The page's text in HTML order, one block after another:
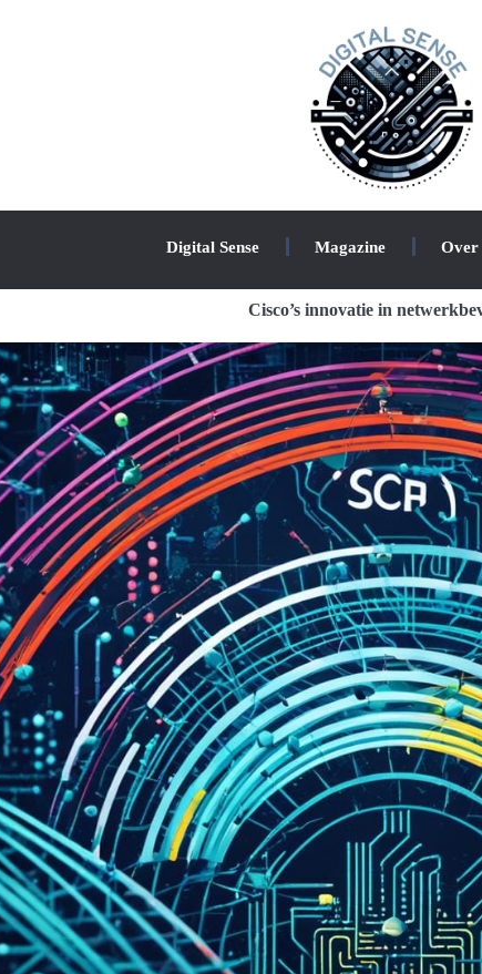
Digital Sense Magazine Over
Cisco’s innovatie in